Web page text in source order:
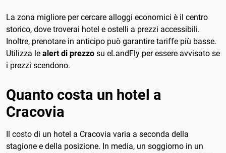
La zona migliore per cercare alloggi economici è il centro
storico, dove troverai hotel e ostelli a prezzi accessibili.
Inoltre, prenotare in anticipo può garantire tariffe più basse.
Utilizza le alert di prezzo su eLandFly per essere avvisato se
i prezzi scendono.
Quanto costa un hotel a
Cracovia
Il costo di un hotel a Cracovia varia a seconda della
stagione e della posizione. In media, un soggiorno in un